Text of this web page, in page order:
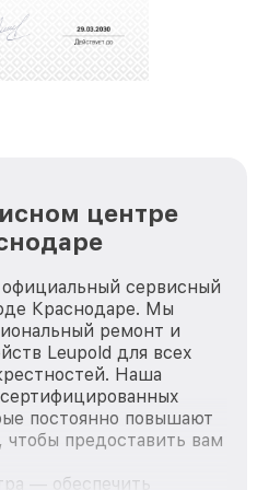
и обрели отличную
совершенствуемся и
центре
сервисный
Краснодаре. Мы
ремонт и
Leupold для всех
Наша
постоянно повышают
предоставить вам
— обеспечить